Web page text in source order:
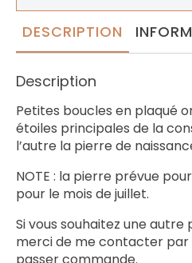
DESCRIPTION
Description
Petites boucles en plaqué
étoiles principales de la
l’autre la pierre de
NOTE : la pierre prévue
pour le mois de juillet.
Si vous souhaitez une autre
merci de me contacter par